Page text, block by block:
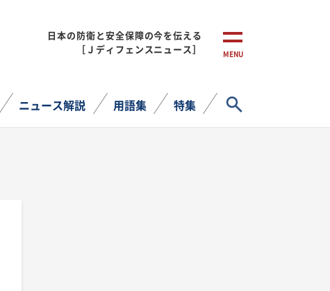
日本の防衛と安全保障の今を伝える
［Ｊディフェンスニュース］
MENU
ニュース解説 用語集 特集